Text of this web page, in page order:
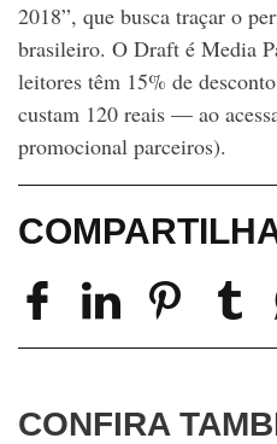
2018”, que busca traçar o
brasileiro. O Draft é Media
leitores têm 15% de
custam 120 reais — ao
promocional parceiros).
CONFIRA